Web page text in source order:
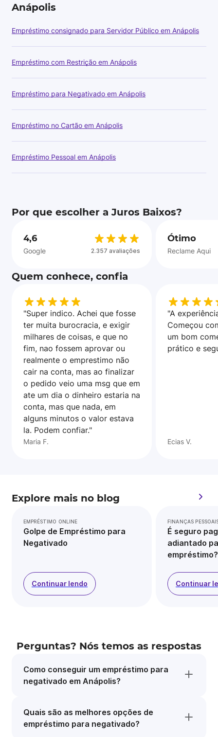
Anápolis
Empréstimo consignado para Servidor Público em Anápolis
Empréstimo com Restrição em Anápolis
Empréstimo para Negativado em Anápolis
Empréstimo no Cartão em Anápolis
Empréstimo Pessoal em Anápolis
Por que escolher a Juros Baixos?
4,6
Google 2.357 avaliações
Ótimo
Reclame Aqui
Quem conhece, confia
"Super indico. Achei que fosse
ter muita burocracia, e exigir
milhares de coisas, e que no
fim, nao fossem aprovar ou
realmente o emprestimo não
cair na conta, mas ao finalizar
o pedido veio uma msg que em
ate um dia o dinheiro estaria na
conta, mas que nada, em
alguns minutos o valor estava
la. Podem confiar."
Maria F.
"A
Começou
um bom
prático e
Ecias V.
Explore mais no blog
EMPRÉSTIMO ONLINE
Golpe de Empréstimo para
Negativado
Continuar lendo
FINANÇAS
É seguro
adiantado
empréstimo?
Continuar
Perguntas? Nós temos as respostas
Como conseguir um empréstimo para
negativado em Anápolis?
Quais são as melhores opções de
empréstimo para negativado?